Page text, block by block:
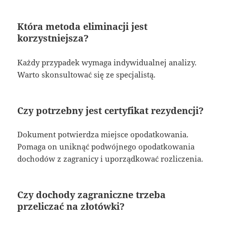
Która metoda eliminacji jest
korzystniejsza?
Każdy przypadek wymaga indywidualnej analizy.
Warto skonsultować się ze specjalistą.
Czy potrzebny jest certyfikat rezydencji?
Dokument potwierdza miejsce opodatkowania.
Pomaga on uniknąć podwójnego opodatkowania
dochodów z zagranicy i uporządkować rozliczenia.
Czy dochody zagraniczne trzeba
przeliczać na złotówki?